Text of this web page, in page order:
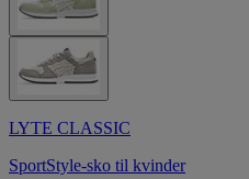
LYTE CLASSIC
SportStyle-sko til kvinder